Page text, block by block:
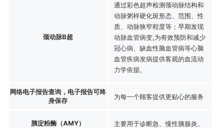
颈动脉B超
通过彩色超声检测颈动脉结构和
动脉粥样硬化斑形态、范围、性
质、动脉狭窄程度等；早期发现
动脉血管病变,为有效预防和减少
冠心病、缺血性脑血管病等心脑
血管疾病发病提供客观的血流动
力学依据。
网络电子报告查询，电子报告可终
身保存
为每一个顾客提供更贴心的服务
胰淀粉酶（AMY） 主要用于诊断急、慢性胰腺炎。